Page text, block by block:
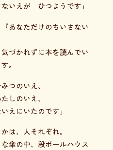
いえが ひつようです」
あなただけのちいさない
づかれずに本を読んでい
。
つのいえ、
しのいえ、
にいたのです」
は、人それぞれ。
傘の中、段ボールハウス